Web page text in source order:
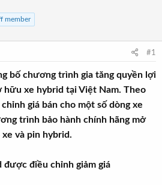
member
#1
bố chương trình gia tăng quyền lợi
hữu xe hybrid tại Việt Nam. Theo
giá bán cho một số dòng xe
trình bảo hành chính hãng mở
và pin hybrid.
được điều chỉnh giảm giá